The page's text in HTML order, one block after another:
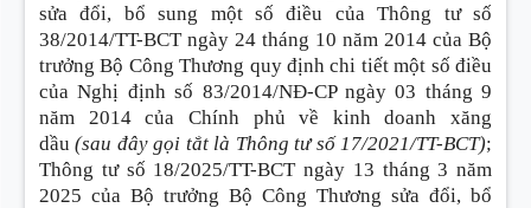
sửa đổi, bổ sung một số điều của Thông tư số
38/2014/TT-BCT ngày 24 tháng 10 năm 2014 của Bộ
trưởng Bộ Công Thương quy định chi tiết một số điều
của Nghị định số 83/2014/NĐ-CP ngày 03 tháng 9
năm 2014 của Chính phủ về kinh doanh xăng
dầu(sau đây gọi tắt là Thông tư số 17/2021/TT-BCT);
Thông tư số 18/2025/TT-BCT ngày 13 tháng 3 năm
2025 của Bộ trưởng Bộ Công Thương sửa đổi, bổ